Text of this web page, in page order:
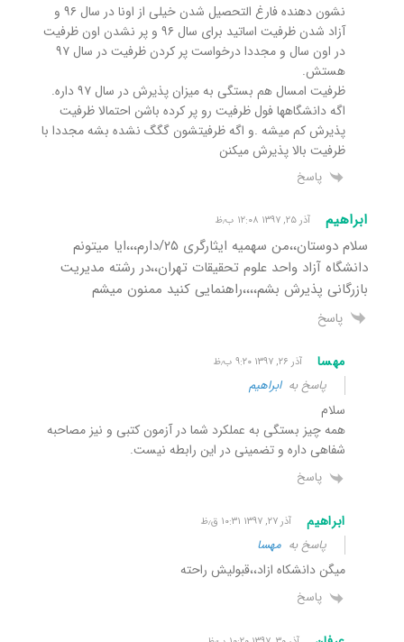
نشون دهنده فارغ التحصیل شدن خیلی از اونا در سال ۹۶ و
آزاد شدن ظرفیت اساتید برای سال ۹۶ و پر نشدن اون ظرفیت
در اون سال و مجددا درخواست پر کردن ظرفیت در سال ۹۷
هستش.
ظرفیت امسال هم بستگی به میزان پذیرش در سال ۹۷ داره.
اگه دانشگاهها فول ظرفیت رو پر کرده باشن احتمالا ظرفیت
پذیرش کم میشه .و اگه ظرفیتشون گگگ نشده بشه مجددا با
ظرفیت بالا پذیرش میکنن
پاسخ
ابراهیم آذر ۲۵, ۱۳۹۷ ۱۲:۰۸ ب٫ظ
سلام دوستان،،من سهمیه ایثارگری ۲۵/دارم،،،ایا میتونم
دانشگاه آزاد واحد علوم تحقیقات تهران،،در رشته مدیریت
بازرگانی پذیرش بشم،،،،راهنمایی کنید ممنون میشم
پاسخ
مهسا آذر ۲۶, ۱۳۹۷ ۹:۲۰ ب٫ظ
پاسخ بهابراهیم
سلام
همه چیز بستگی به عملکرد شما در آزمون کتبی و نیز مصاحبه
شفاهی داره و تضمینی در این رابطه نیست.
پاسخ
ابراهیم آذر ۲۷, ۱۳۹۷ ۱۰:۳۱ ق٫ظ
پاسخ به مهسا
میگن دانشکاه ازاد،،قبولیش راحته
پاسخ